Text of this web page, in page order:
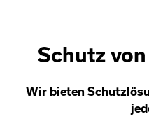
Schutz
Wir bieten